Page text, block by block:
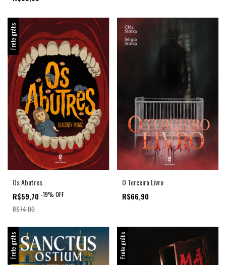
Frete grátis
Os Abutres
R$59,70 -19% OFF
R$74,00
O Terceiro Livro
R$66,90
Frete grátis Frete grátis